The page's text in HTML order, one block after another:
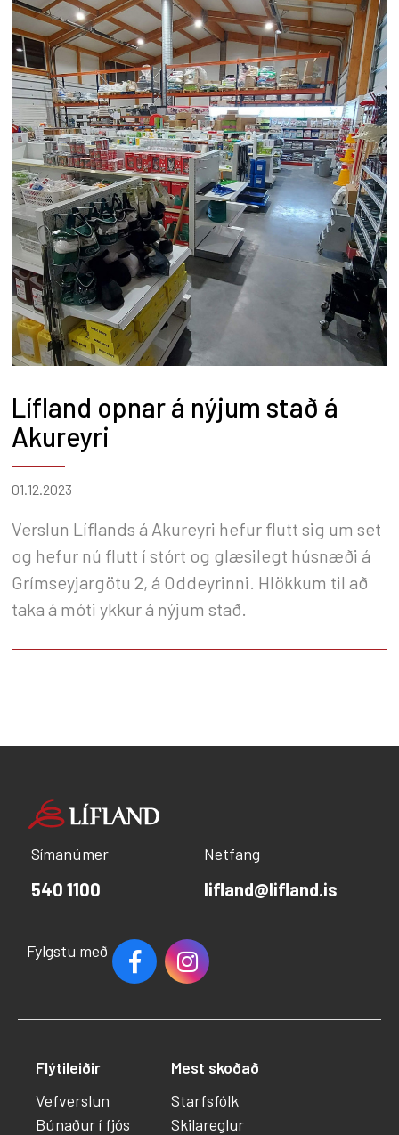
Lífland opnar á nýjum stað á
Akureyri
01.12.2023
Verslun Líflands á Akureyri hefur flutt sig um set
og hefur nú flutt í stórt og glæsilegt húsnæði á
Grímseyjargötu 2, á Oddeyrinni. Hlökkum til að
taka á móti ykkur á nýjum stað.
Símanúmer
540 1100
Netfang
lifland@lifland.is
Fylgstu með
Flýtileiðir
Vefverslun
Búnaður í fjós
Mest skoðað
Starfsfólk
Skilareglur